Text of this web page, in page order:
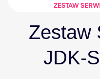
ZESTAW
Zestaw
JDK-